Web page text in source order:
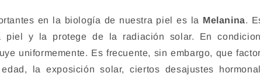
en la biología de nuestra piel es la Melanina.
piel y la protege de la radiación solar. En
uniformemente. Es frecuente, sin embargo, que
la exposición solar, ciertos desajustes